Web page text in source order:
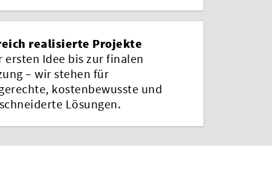
realisierte Projekte
ersten Idee bis zur finalen
– wir stehen für
kostenbewusste und
Lösungen.